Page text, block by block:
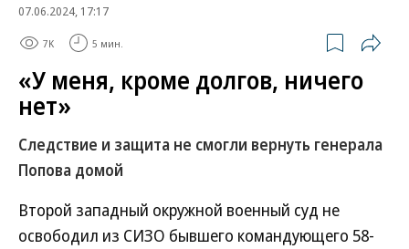
07.06.2024, 17:17
7K 5 мин.
«У меня, кроме долгов, ничего
нет»
Следствие и защита не смогли вернуть генерала
Попова домой
Второй западный окружной военный суд не
освободил из СИЗО бывшего командующего 58-